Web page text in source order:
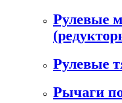
Рулевые
Рулевые
Рычаги